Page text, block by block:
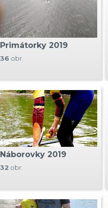
Primátorky 2019
36 obr.
Náborovky 2019
32 obr.